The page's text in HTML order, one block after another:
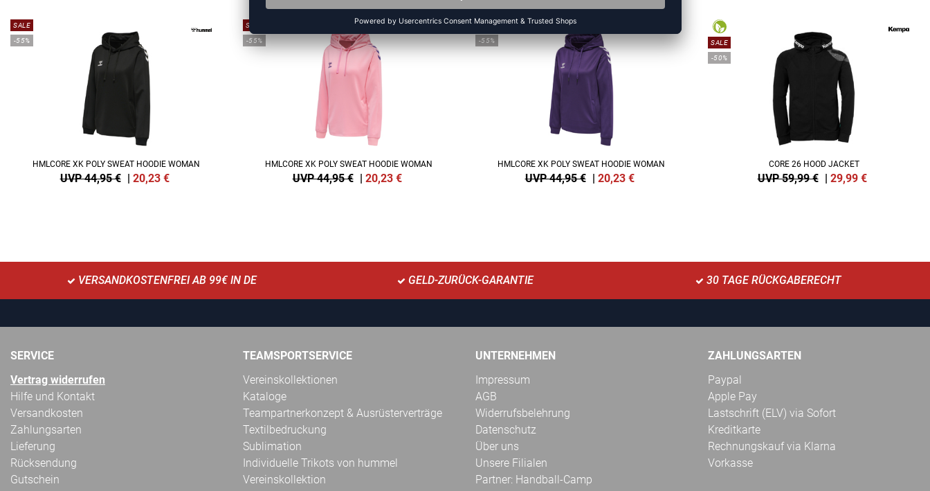
SALE
-55%
HMLCORE XK POLY SWEAT HOODIE WOMAN
UVP 44,95 € | 20,23 €
SALE
-55%
HMLCORE XK POLY SWEAT HOODIE WOMAN
UVP 44,95 € | 20,23 €
SALE
-55%
HMLCORE XK POLY SWEAT HOODIE WOMAN
UVP 44,95 € | 20,23 €
SALE
-50%
CORE 26 HOOD JACKET
UVP 59,99 € | 29,99 €
VERSANDKOSTENFREI AB 99€ IN DE GELD-ZURÜCK-GARANTIE 30 TAGE RÜCKGABERECHT
SERVICE
Vertrag widerrufen
Hilfe und Kontakt
Versandkosten
Zahlungsarten
Lieferung
Rücksendung
Gutschein
TEAMSPORTSERVICE
Vereinskollektionen
Kataloge
Teampartnerkonzept & Ausrüsterverträge
Textilbedruckung
Sublimation
Individuelle Trikots von hummel
Vereinskollektion
UNTERNEHMEN
Impressum
AGB
Widerrufsbelehrung
Datenschutz
Über uns
Unsere Filialen
Partner: Handball-Camp
ZAHLUNGSARTEN
Paypal
Apple Pay
Lastschrift (ELV) via Sofort
Kreditkarte
Rechnungskauf via Klarna
Vorkasse